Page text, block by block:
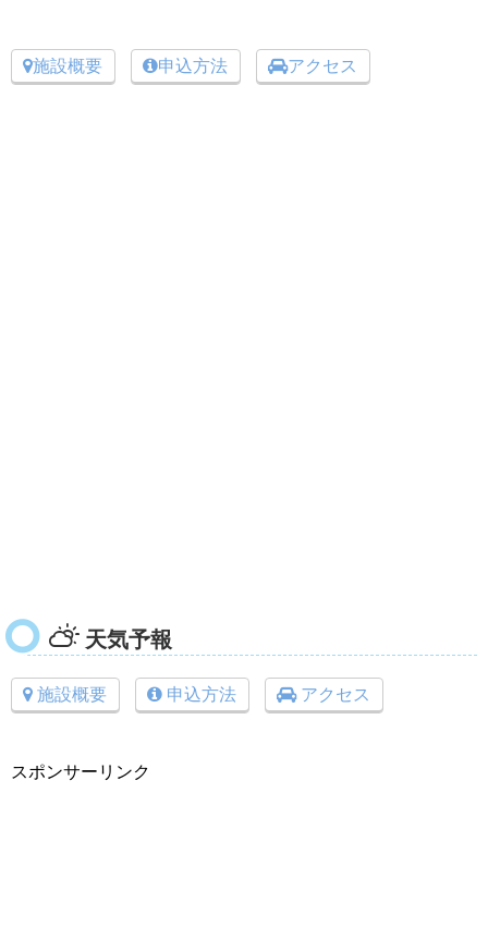
施設概要 申込方法 アクセス
天気予報
施設概要 申込方法 アクセス
スポンサーリンク